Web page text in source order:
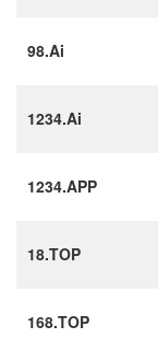
98.Ai
1234.Ai
1234.APP
18.TOP
168.TOP